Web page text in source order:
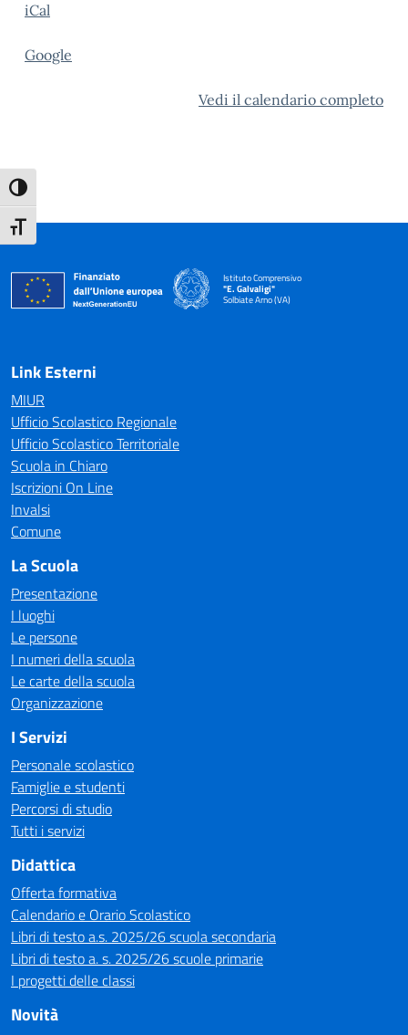
Attiva/disattiva alto contrasto
Attiva/disattiva dimensione testo
iCal
Google
Vedi il calendario completo
Istituto Comprensivo
"E. Galvaligi"
Solbiate Arno (VA)
— Visita la pagina iniziale della scuola
Link Esterni
MIUR
Ufficio Scolastico Regionale
Ufficio Scolastico Territoriale
Scuola in Chiaro
Iscrizioni On Line
Invalsi
Comune
La Scuola
Presentazione
I luoghi
Le persone
I numeri della scuola
Le carte della scuola
Organizzazione
I Servizi
Personale scolastico
Famiglie e studenti
Percorsi di studio
Tutti i servizi
Didattica
Offerta formativa
Calendario e Orario Scolastico
Libri di testo a.s. 2025/26 scuola secondaria
Libri di testo a. s. 2025/26 scuole primarie
I progetti delle classi
Novità